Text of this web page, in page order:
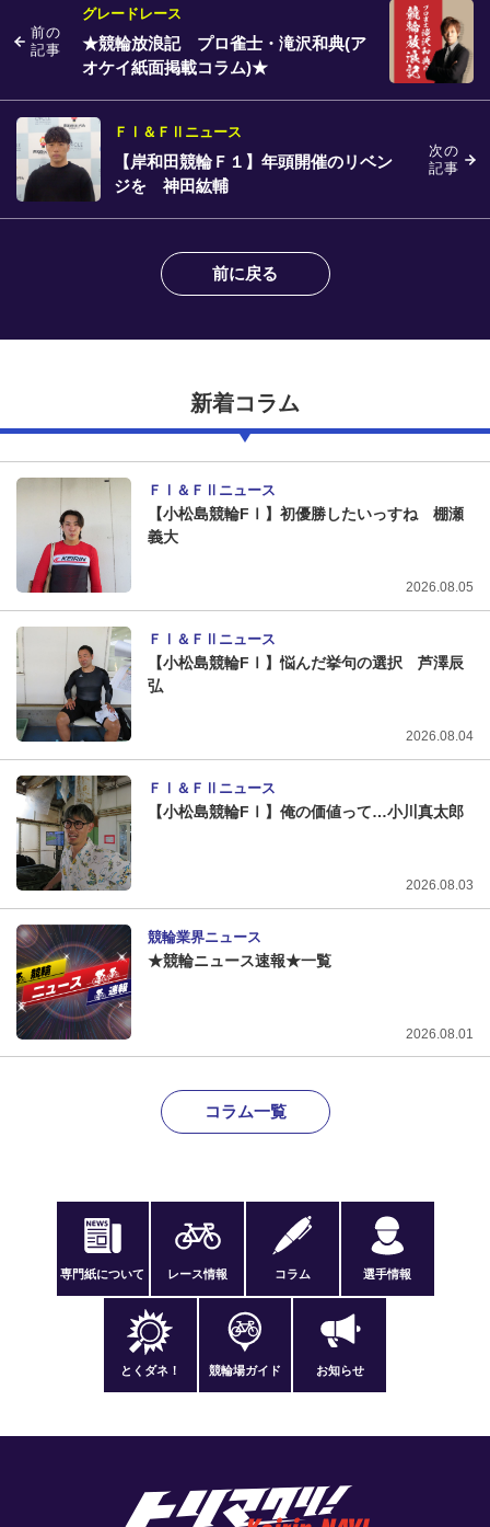
前の
記事
グレードレース
★競輪放浪記 プロ雀士・滝沢和典(ア
オケイ紙面掲載コラム)★
次の
記事
ＦⅠ＆ＦⅡニュース
【岸和田競輪Ｆ１】年頭開催のリベン
ジを 神田紘輔
前に戻る
新着コラム
ＦⅠ＆ＦⅡニュース
【小松島競輪FⅠ】初優勝したいっすね 棚瀬
義大
2026.08.05
ＦⅠ＆ＦⅡニュース
【小松島競輪FⅠ】悩んだ挙句の選択 芦澤辰
弘
2026.08.04
ＦⅠ＆ＦⅡニュース
【小松島競輪FⅠ】俺の価値って…小川真太郎
2026.08.03
競輪業界ニュース
★競輪ニュース速報★一覧
2026.08.01
コラム一覧
専門紙について レース情報 コラム 選手情報
とくダネ！ 競輪場ガイド お知らせ